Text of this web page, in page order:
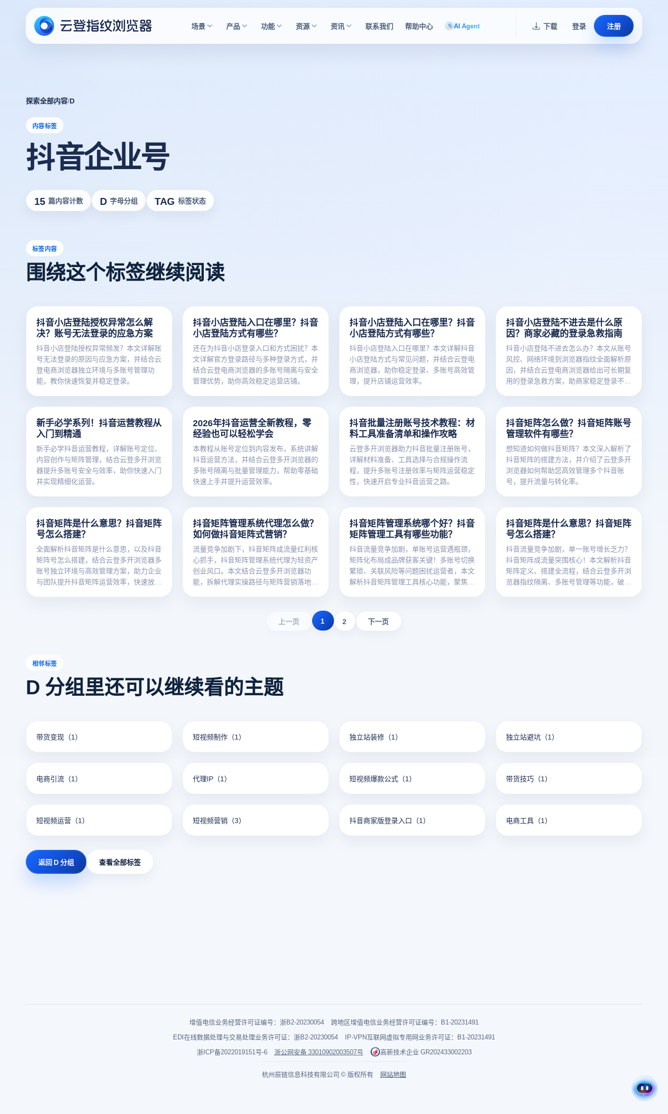
场景 产品 功能 资源 资讯 联系我们 帮助中心 AI Agent 下载 登录 注册
探索全部内容/D
内容标签
抖音企业号
15 篇内容计数 D 字母分组 TAG 标签状态
标签内容
围绕这个标签继续阅读
抖音小店登陆授权异常怎么解
决？账号无法登录的应急方案
抖音小店登陆授权异常频发？本文详解账
号无法登录的原因与应急方案，并结合云
登电商浏览器独立环境与多账号管理功
能，教你快速恢复并稳定登录。
抖音小店登陆入口在哪里？抖音
小店登陆方式有哪些？
还在为抖音小店登录入口和方式困扰？本
文详解官方登录路径与多种登录方式，并
结合云登电商浏览器的多账号隔离与安全
管理优势，助你高效稳定运营店铺。
抖音小店登陆入口在哪里？抖音
小店登陆方式有哪些？
抖音小店登陆入口在哪里？本文详解抖音
小店登陆方式与常见问题，并结合云登电
商浏览器，助你稳定登录、多账号高效管
理，提升店铺运营效率。
抖音小店登陆不进去是什么原
因？商家必藏的登录急救指南
抖音小店登陆不进去怎么办？本文从账号
风控、网络环境到浏览器指纹全面解析原
因，并结合云登电商浏览器给出可长期复
用的登录急救方案，助商家稳定登录不掉
新手必学系列！抖音运营教程从
入门到精通
新手必学抖音运营教程，详解账号定位、
内容创作与矩阵管理，结合云登多开浏览
器提升多账号安全与效率，助你快速入门
并实现精细化运营。
2026年抖音运营全新教程，零
经验也可以轻松学会
本教程从账号定位到内容发布，系统讲解
抖音运营方法，并结合云登多开浏览器的
多账号隔离与批量管理能力，帮助零基础
快速上手并提升运营效率。
抖音批量注册账号技术教程：材
料工具准备清单和操作攻略
云登多开浏览器助力抖音批量注册账号，
详解材料准备、工具选择与合规操作流
程，提升多账号注册效率与矩阵运营稳定
性，快速开启专业抖音运营之路。
抖音矩阵怎么做？抖音矩阵账号
管理软件有哪些？
想知道如何做抖音矩阵？本文深入解析了
抖音矩阵的搭建方法，并介绍了云登多开
浏览器如何帮助您高效管理多个抖音账
号，提升流量与转化率。
抖音矩阵是什么意思？抖音矩阵
号怎么搭建？
全面解析抖音矩阵是什么意思，以及抖音
矩阵号怎么搭建，结合云登多开浏览器多
账号独立环境与高效管理方案，助力企业
与团队提升抖音矩阵运营效率，快速放大
抖音矩阵管理系统代理怎么做？
如何做抖音矩阵式营销？
流量竞争加剧下，抖音矩阵成流量红利核
心抓手，抖音矩阵管理系统代理为轻资产
创业风口。本文结合云登多开浏览器功
能，拆解代理实操路径与矩阵营销落地方
抖音矩阵管理系统哪个好？抖音
矩阵管理工具有哪些功能？
抖音流量竞争加剧，单账号运营遇瓶颈，
矩阵化布局成品牌获客关键！多账号切换
繁琐、关联风险等问题困扰运营者，本文
解析抖音矩阵管理工具核心功能，聚焦云
抖音矩阵是什么意思？抖音矩阵
号怎么搭建？
抖音流量竞争加剧，单一账号增长乏力？
抖音矩阵成流量突围核心！本文解析抖音
矩阵定义、搭建全流程，结合云登多开浏
览器指纹隔离、多账号管理等功能，破解
上一页
1 2 下一页
相邻标签
D 分组里还可以继续看的主题
带货变现 （1） 短视频制作 （1） 独立站装修 （1） 独立站避坑 （1）
电商引流 （1） 代理IP （1） 短视频爆款公式 （1） 带货技巧 （1）
短视频运营 （1） 短视频营销 （3） 抖音商家版登录入口 （1） 电商工具 （1）
返回 D 分组 查看全部标签
增值电信业务经营许可证编号：浙B2-20230054
跨地区增值电信业务经营许可证编号：B1-20231491
EDI在线数据处理与交易处理业务许可证：浙B2-20230054
IP-VPN互联网虚拟专用网业务许可证：B1-20231491
浙ICP备2022019151号-6
浙公网安备 33010902003507号 高新技术企业 GR202433002203
杭州辰链信息科技有限公司 © 版权所有 网站地图